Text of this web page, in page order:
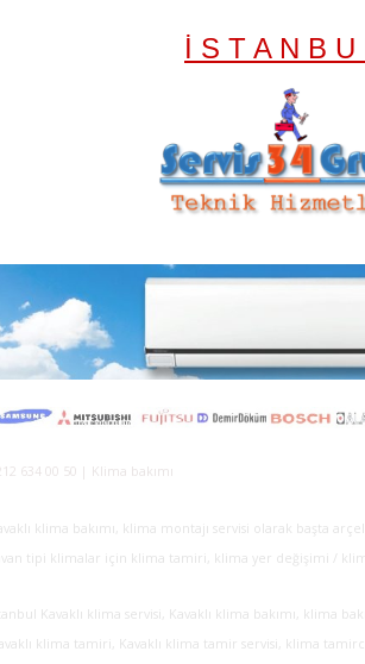
İ S T A N B U
634 00 50 | Klima bakımı
klima bakımı, klima montajı servisi olarak başta
tipi klimalar için klima tamiri, klima yer değişimi /
Kavaklı klima servisi, Kavaklı klima bakımı, klima
klima tamiri, Kavaklı klima tamir servisi, klima